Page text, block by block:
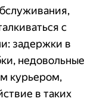
с
задержки в
недовольные
курьером,
в таких